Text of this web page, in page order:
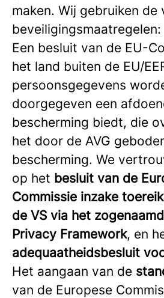
maken. Wij gebruiken de
beveiligingsmaatregelen:
Een besluit van de EU-
het land buiten de EU/
persoonsgegevens
doorgegeven een
bescherming biedt, die
het door de AVG
bescherming. We
op het besluit van de
Commissie inzake
de VS via het
Privacy Framework, en
adequaatheidsbesluit
Het aangaan van de
van de Europese